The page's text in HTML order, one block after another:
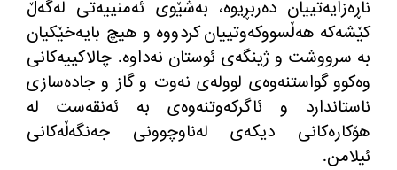
ناڕه‌زایه‌تییان ده‌ربڕیوه‌، به‌شێوی ئه‌منییه‌تی له‌گه‌ڵ
كێشه‌كه‌ هه‌ڵسووكه‌وتییان كردووه‌ و هیچ بایه‌خێكیان
به‌ سرووشت و ژینگه‌ی ئوستان نه‌داوه‌. چالاكییه‌كانی
وه‌كوو گواستنه‌وه‌ی لووله‌ی نه‌وت و گاز و جاده‌سازی
ناستاندارد و ئاگركه‌وتنه‌وه‌ی به‌ ئه‌نقه‌ست له‌
هۆكاره‌كانی دیكه‌ی له‌ناوچوونی جه‌نگه‌ڵه‌كانی
ئیلامن.